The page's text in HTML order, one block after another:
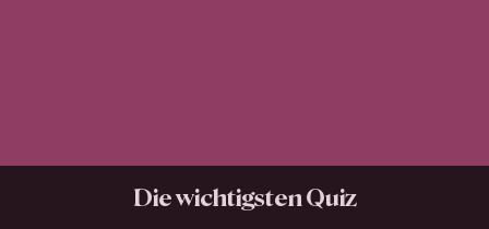
Die wichtigsten Quiz